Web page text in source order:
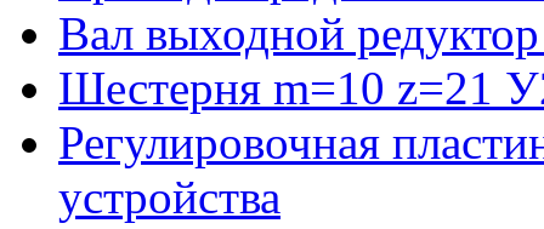
Вал выходной
Шестерня m=10 z=21
Регулировочная
устройства